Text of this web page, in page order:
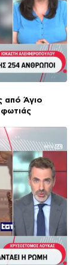
από Άγιο